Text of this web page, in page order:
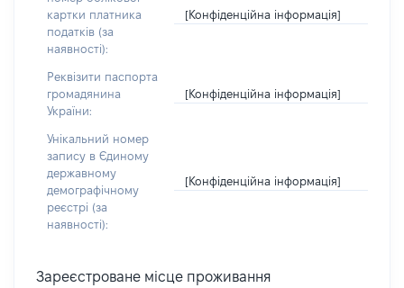
картки платника
податків (за
наявності):
[Конфіденційна інформація]
Реквізити паспорта
громадянина
України:
[Конфіденційна інформація]
Унікальний номер
запису в Єдиному
державному
демографічному
реєстрі (за
наявності):
[Конфіденційна інформація]
Зареєстроване місце проживання